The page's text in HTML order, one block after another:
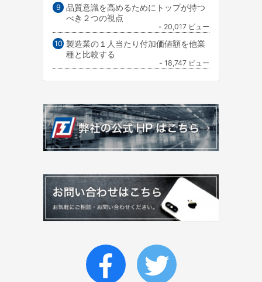
品質意識を高めるためにトップが持つ
べき２つの視点
- 20,017 ビュー
製造業の１人当たり付加価値額を他業
種と比較する
- 18,747 ビュー